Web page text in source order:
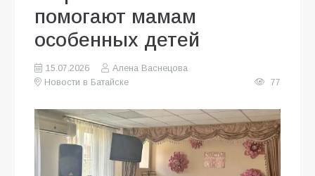
помогают мамам
особенных детей
15.07.2026
Алена Васнецова
Новости в Батайске
77